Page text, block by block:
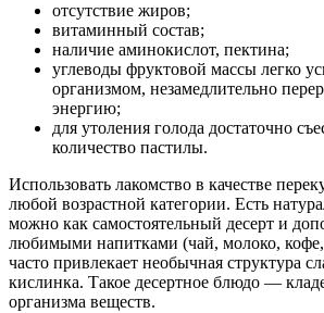
отсутствие жиров;
витаминный состав;
наличие аминокислот, пектина;
углеводы фруктовой массы легко
организмом, незамедлительно
энергию;
для утоления голода достаточно
количество пастилы.
Использовать лакомство в качестве
любой возрастной категории. Есть
можно как самостоятельный десерт и
любимыми напитками (чай, молоко, кофе,
часто привлекает необычная структура
кислинка. Такое десертное блюдо —
организма веществ.